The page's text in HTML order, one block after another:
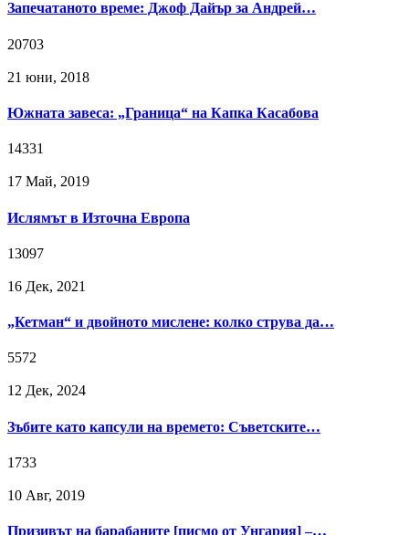
Запечатаното време: Джоф Дайър за Андрей…
20703
21 юни, 2018
Южната завеса: „Граница“ на Капка Касабова
14331
17 Май, 2019
Ислямът в Източна Европа
13097
16 Дек, 2021
„Кетман“ и двойното мислене: колко струва да…
5572
12 Дек, 2024
Зъбите като капсули на времето: Съветските…
1733
10 Авг, 2019
Призивът на барабаните [писмо от Унгария] –…